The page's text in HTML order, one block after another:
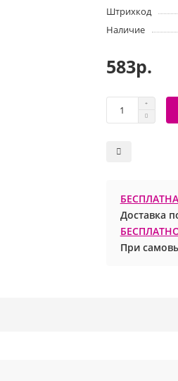
Штрихкод
Наличие
583р.
Доставка
При